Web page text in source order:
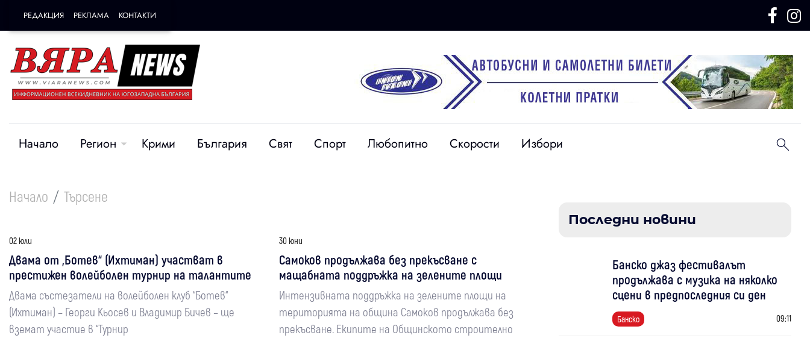
РЕДАКЦИЯ РЕКЛАМА КОНТАКТИ
Начало Регион Крими България Свят Спорт Любопитно Скорости Избори
Начало Търсене
02 юли
Двама от „Ботев“ (Ихтиман) участват в
престижен волейболен турнир на талантите
Двама състезатели на волейболен клуб “Ботев“
(Ихтиман) – Георги Кьосев и Владимир Бичев – ще
вземат участие в “Турнир
30 юни
Самоков продължава без прекъсване с
мащабната поддръжка на зелените площи
Интензивната поддръжка на зелените площи на
територията на община Самоков продължава без
прекъсване. Екипите на Общинското строително
Последни новини
Банско джаз фестивалът
продължава с музика на няколко
сцени в предпоследния си ден
Банско 09:11